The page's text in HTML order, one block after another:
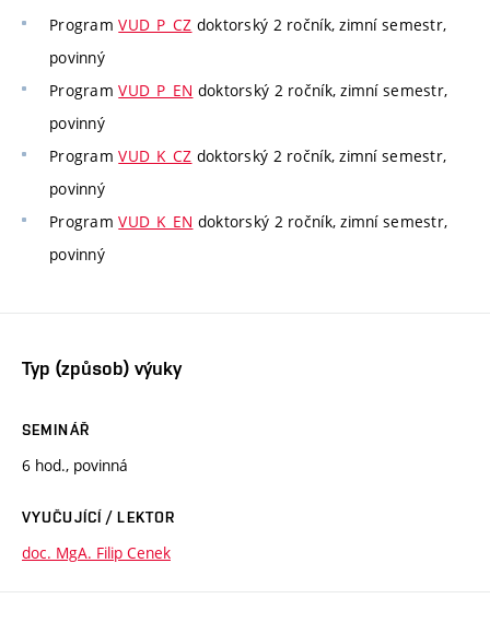
ProgramVUD_P_CZ doktorský 2 ročník, zimní semestr,
povinný
ProgramVUD_P_EN doktorský 2 ročník, zimní semestr,
povinný
ProgramVUD_K_CZ doktorský 2 ročník, zimní semestr,
povinný
ProgramVUD_K_EN doktorský 2 ročník, zimní semestr,
povinný
Typ (způsob) výuky
SEMINÁŘ
6 hod., povinná
VYUČUJÍCÍ / LEKTOR
doc. MgA. Filip Cenek